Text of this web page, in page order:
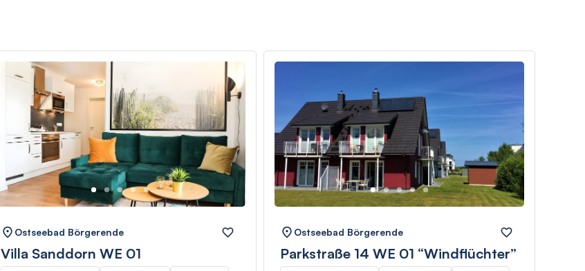
Ostseebad Börgerende
Villa Sanddorn WE 01
Ostseebad Börgerende
Parkstraße 14 WE 01 “Windflüchter”